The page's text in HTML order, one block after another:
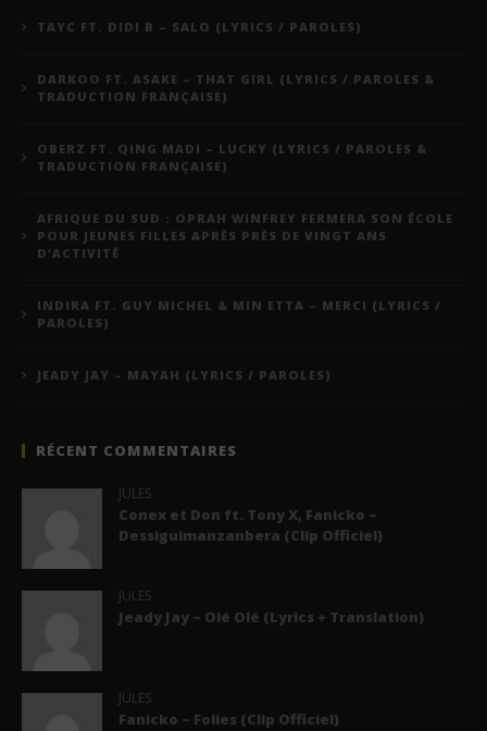
TAYC FT. DIDI B – SALO (LYRICS / PAROLES)
DARKOO FT. ASAKE – THAT GIRL (LYRICS / PAROLES &
TRADUCTION FRANÇAISE)
OBERZ FT. QING MADI – LUCKY (LYRICS / PAROLES &
TRADUCTION FRANÇAISE)
AFRIQUE DU SUD : OPRAH WINFREY FERMERA SON ÉCOLE
POUR JEUNES FILLES APRÈS PRÈS DE VINGT ANS
D’ACTIVITÉ
INDIRA FT. GUY MICHEL & MIN ETTA – MERCI (LYRICS /
PAROLES)
JEADY JAY – MAYAH (LYRICS / PAROLES)
RÉCENT COMMENTAIRES
JULES
Conex et Don ft. Tony X, Fanicko –
Dessiguimanzanbera (Clip Officiel)
JULES
Jeady Jay – Olé Olé (Lyrics + Translation)
JULES
Fanicko – Folies (Clip Officiel)